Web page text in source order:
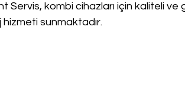
Servis, kombi cihazları için kaliteli ve
sunmaktadır.